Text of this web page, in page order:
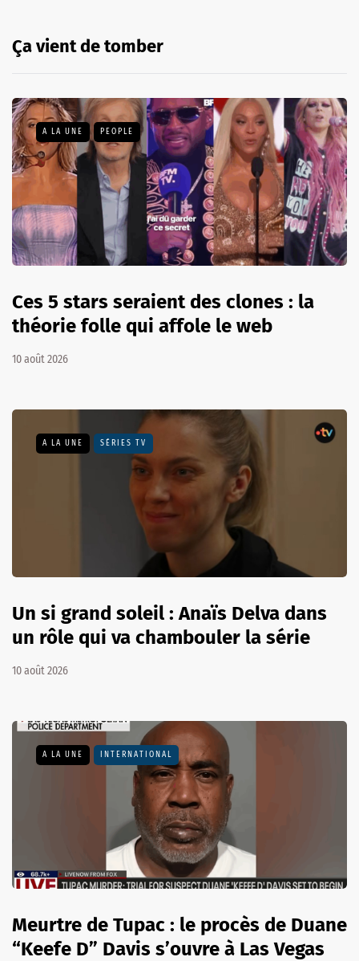
Ça vient de tomber
A LA UNE PEOPLE
Ces 5 stars seraient des clones : la
théorie folle qui affole le web
10 août 2026
A LA UNE SÉRIES TV
Un si grand soleil : Anaïs Delva dans
un rôle qui va chambouler la série
10 août 2026
A LA UNE INTERNATIONAL
Meurtre de Tupac : le procès de Duane
“Keefe D” Davis s’ouvre à Las Vegas